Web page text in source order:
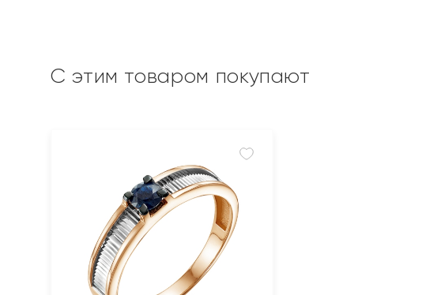
С этим товаром покупают